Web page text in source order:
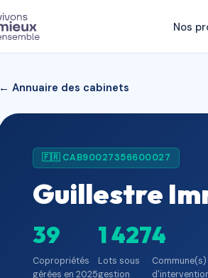
Nos
← Annuaire des cabinets
🇫🇷 CAB90027356600027
Guillestre
39
Copropriétés
gérées en 2025
1 427
Lots sous
gestion
4
Commune(s)